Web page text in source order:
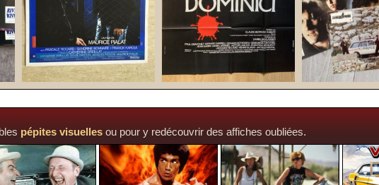
pépites visuelles ou pour y redécouvrir des affiches oubliées.